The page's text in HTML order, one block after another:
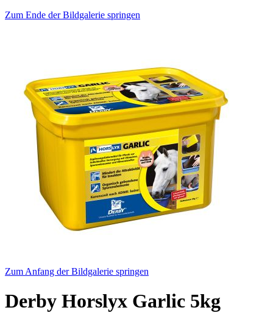
Zum Ende der Bildgalerie springen
Zum Anfang der Bildgalerie springen
Derby Horslyx Garlic 5kg